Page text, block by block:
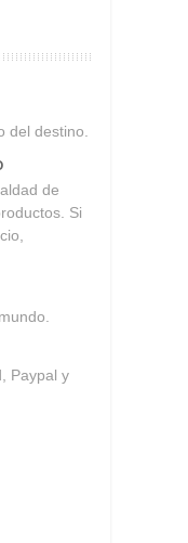
del destino.
de
Si
Paypal y